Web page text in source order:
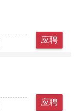
应聘
应聘